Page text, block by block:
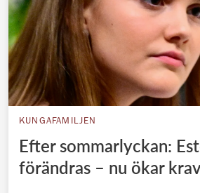
KUNGAFAMILJEN
Efter sommarlyckan:
förändras – nu ökar